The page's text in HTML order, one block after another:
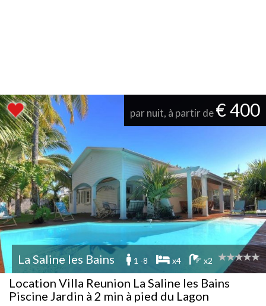
par nuit, à partir de€ 400
La Saline les Bains 1 -8 x4 x2
Location Villa Reunion La Saline les Bains
Piscine Jardin à 2 min à pied du Lagon